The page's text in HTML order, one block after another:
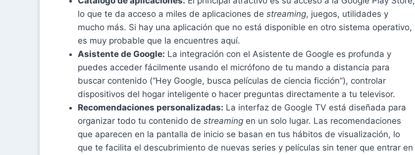
lo que te da acceso a miles de aplicaciones de streaming, juegos, utilidades y
mucho más. Si hay una aplicación que no está disponible en otro sistema operativo,
es muy probable que la encuentres aquí.
Asistente de Google: La integración con el Asistente de Google es profunda y
puedes acceder fácilmente usando el micrófono de tu mando a distancia para
buscar contenido (“Hey Google, busca películas de ciencia ficción”), controlar
dispositivos del hogar inteligente o hacer preguntas directamente a tu televisor.
Recomendaciones personalizadas: La interfaz de Google TV está diseñada para
organizar todo tu contenido de streaming en un solo lugar. Las recomendaciones
que aparecen en la pantalla de inicio se basan en tus hábitos de visualización, lo
que te facilita el descubrimiento de nuevas series y películas sin tener que entrar en